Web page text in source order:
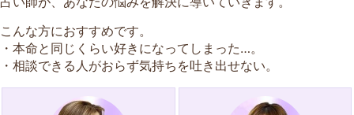
こんな方におすすめです。
・本命と同じくらい好きになってしまった…。
・相談できる人がおらず気持ちを吐き出せない。